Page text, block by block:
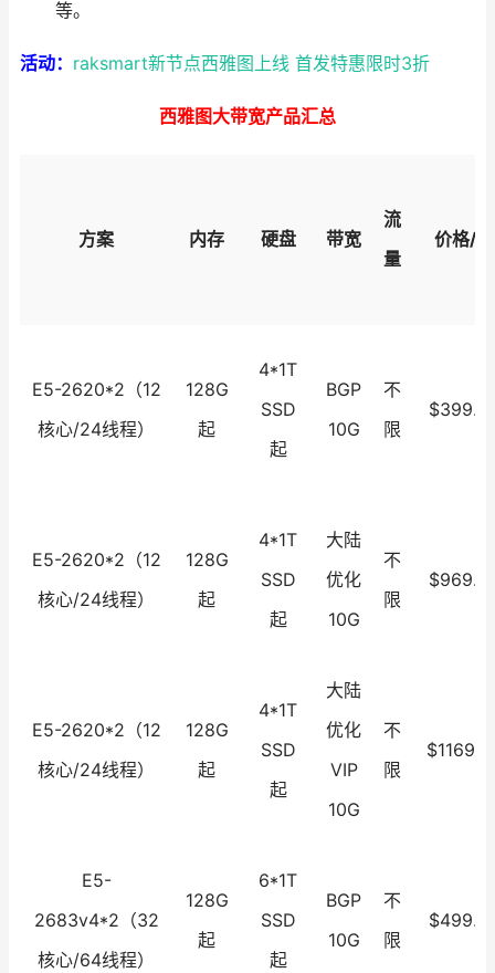
等。
活动： raksmart新节点西雅图上线 首发特惠限时3折
西雅图大带宽产品汇总
方案 内存 硬盘 带宽
流
量
价格/月
E5-2620*2（12
核心/24线程）
128G
起
4*1T
SSD
起
BGP
10G
不
限
E5-2620*2（12
核心/24线程）
128G
起
4*1T
SSD
起
大陆
优化
10G
不
限
E5-2620*2（12
核心/24线程）
128G
起
4*1T
SSD
起
大陆
优化
VIP
10G
不
限
E5-
2683v4*2（32
核心/64线程）
128G
起
6*1T
SSD
起
BGP
10G
不
限